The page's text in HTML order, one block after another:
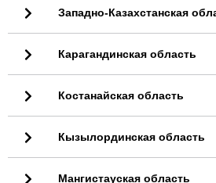
Западно-Казахстанская
Карагандинская область
Костанайская область
Кызылординская область
Мангистауская область